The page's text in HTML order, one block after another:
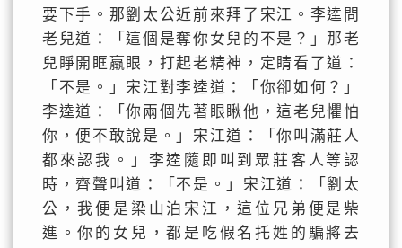
要下手。那劉太公近前來拜了宋江。李逵問
老兒道：「這個是奪你女兒的不是？」那老
兒睜開眶羸眼，打起老精神，定睛看了道：
「不是。」宋江對李逵道：「你卻如何？」
李逵道：「你兩個先著眼瞅他，這老兒懼怕
你，便不敢說是。」宋江道：「你叫滿莊人
都來認我。」李逵隨即叫到眾莊客人等認
時，齊聲叫道：「不是。」宋江道：「劉太
公，我便是梁山泊宋江，這位兄弟便是柴
進。你的女兒，都是吃假名托姓的騙將去